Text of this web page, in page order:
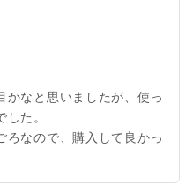
かなと思いましたが、使っ
た。
ろなので、購入して良かっ